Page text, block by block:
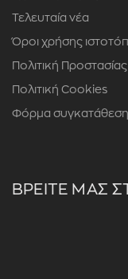
Τελευταία νέα
Όροι χρήσης
Πολιτική
Πολιτική Cookies
Φόρμα
ΒΡΕΙΤΕ ΜΑΣ